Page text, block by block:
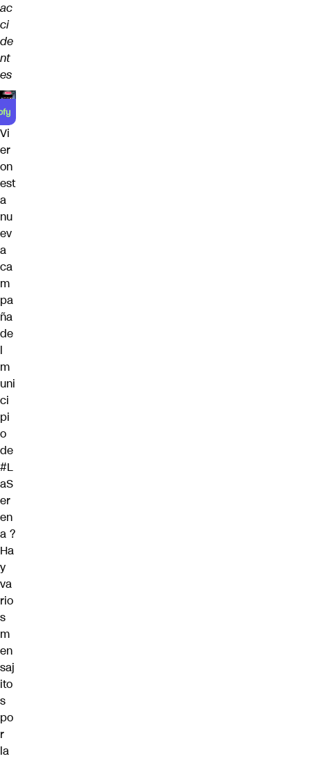
ac
ci
de
nt
es
Vi
er
on
est
a
nu
ev
a
ca
m
pa
ña
de
l
m
uni
ci
pi
o
de
#L
aS
er
en
a ?
Ha
y
va
rio
s
m
en
saj
ito
s
po
r
la